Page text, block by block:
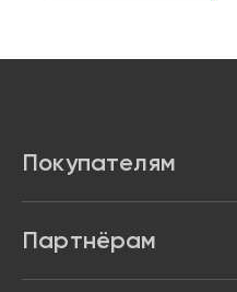
Покупателям
Партнёрам